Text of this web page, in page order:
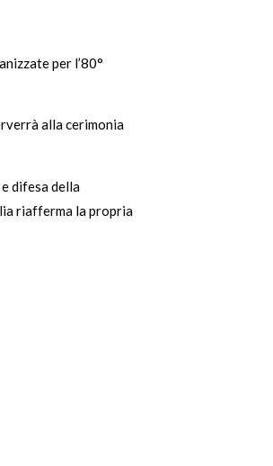
per l’80°
alla cerimonia
difesa della
riafferma la propria